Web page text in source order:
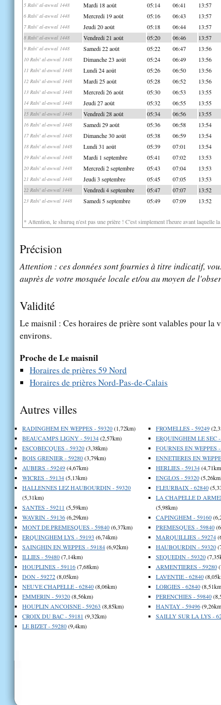
5 Rabi' al-awwal 1448 Mardi 18 août 05:14 06:41 13:57
6 Rabi' al-awwal 1448 Mercredi 19 août 05:16 06:43 13:57
7 Rabi' al-awwal 1448 Jeudi 20 août 05:18 06:44 13:57
8 Rabi' al-awwal 1448 Vendredi 21 août 05:20 06:46 13:57
9 Rabi' al-awwal 1448 Samedi 22 août 05:22 06:47 13:56
10 Rabi' al-awwal 1448 Dimanche 23 août 05:24 06:49 13:56
11 Rabi' al-awwal 1448 Lundi 24 août 05:26 06:50 13:56
12 Rabi' al-awwal 1448 Mardi 25 août 05:28 06:52 13:56
13 Rabi' al-awwal 1448 Mercredi 26 août 05:30 06:53 13:55
14 Rabi' al-awwal 1448 Jeudi 27 août 05:32 06:55 13:55
15 Rabi' al-awwal 1448 Vendredi 28 août 05:34 06:56 13:55
16 Rabi' al-awwal 1448 Samedi 29 août 05:36 06:58 13:54
17 Rabi' al-awwal 1448 Dimanche 30 août 05:38 06:59 13:54
18 Rabi' al-awwal 1448 Lundi 31 août 05:39 07:01 13:54
19 Rabi' al-awwal 1448 Mardi 1 septembre 05:41 07:02 13:53
20 Rabi' al-awwal 1448 Mercredi 2 septembre 05:43 07:04 13:53
21 Rabi' al-awwal 1448 Jeudi 3 septembre 05:45 07:05 13:53
22 Rabi' al-awwal 1448 Vendredi 4 septembre 05:47 07:07 13:52
23 Rabi' al-awwal 1448 Samedi 5 septembre 05:49 07:09 13:52
* Attention, le shuruq n'est pas une prière ! C'est simplement l'heure avant laquelle
Précision
Attention : ces données sont fournies à titre indicatif,
auprès de votre mosquée locale et/ou au moyen de
Validité
Le maisnil : Ces horaires de prière sont valables pour la
environs.
Proche de Le maisnil
Horaires de prières 59 Nord
Horaires de prières Nord-Pas-de-Calais
Autres villes
RADINGHEM EN WEPPES - 59320(1,72km)
BEAUCAMPS LIGNY - 59134(2,57km)
ESCOBECQUES - 59320(3,38km)
BOIS GRENIER - 59280(3,79km)
AUBERS - 59249(4,67km)
WICRES - 59134(5,13km)
HALLENNES LEZ HAUBOURDIN - 59320
(5,31km)
SANTES - 59211 (5,59km)
WAVRIN - 59136(6,29km)
MONT DE PREMESQUES - 59840(6,37km)
ERQUINGHEM LYS - 59193 (6,74km)
SAINGHIN EN WEPPES - 59184(6,92km)
ILLIES - 59480(7,14km)
HOUPLINES - 59116(7,68km)
DON - 59272(8,05km)
NEUVE CHAPELLE - 62840(8,06km)
EMMERIN - 59320(8,56km)
HOUPLIN ANCOISNE - 59263 (8,85km)
CROIX DU BAC - 59181 (9,32km)
LE BIZET - 59280(9,4km)
FROMELLES - 59249
ERQUINGHEM LE SEC -
FOURNES EN WEPPES
ENNETIERES EN
HERLIES - 59134
ENGLOS - 59320
FLEURBAIX - 62840
LA CHAPELLE D
(5,98km)
CAPINGHEM - 59160
PREMESQUES - 59840
MARQUILLIES - 59274
HAUBOURDIN - 59320
SEQUEDIN - 59320
ARMENTIERES - 59280
LAVENTIE - 62840
LORGIES - 62840
PERENCHIES - 59840
HANTAY - 59496
SAILLY SUR LA LYS -